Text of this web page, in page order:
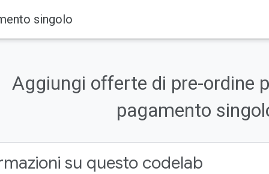
singolo
Aggiungi offerte di pre-ordine
pagamento
su questo codelab